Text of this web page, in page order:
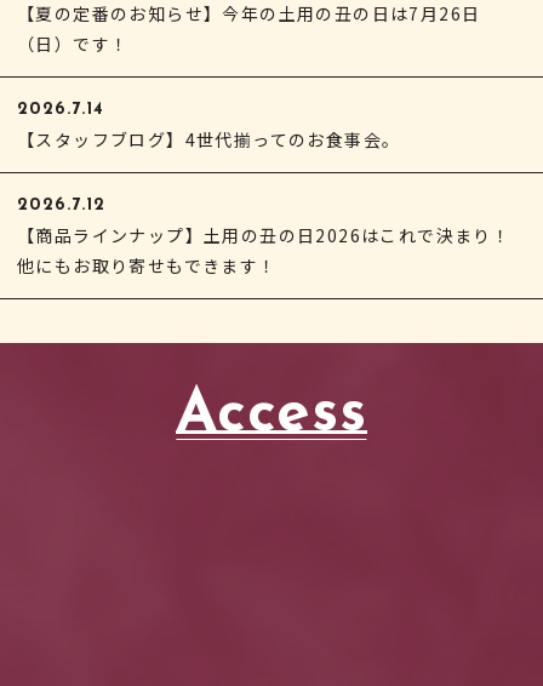
【夏の定番のお知らせ】今年の土用の丑の日は7月26日
（日）です！
2026.7.14
【スタッフブログ】4世代揃ってのお食事会。
2026.7.12
【商品ラインナップ】土用の丑の日2026はこれで決まり！
他にもお取り寄せもできます！
Access